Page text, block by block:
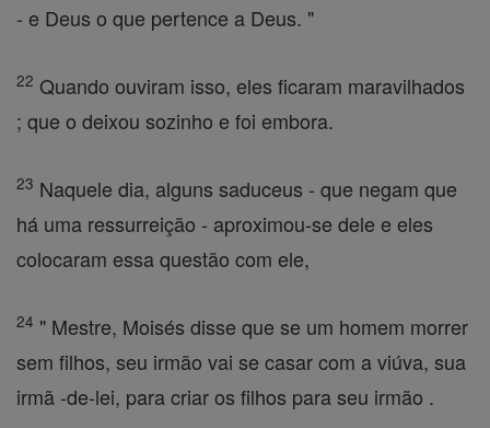
- e Deus o que pertence a Deus. "
22 Quando ouviram isso, eles ficaram maravilhados
; que o deixou sozinho e foi embora.
23 Naquele dia, alguns saduceus - que negam que
há uma ressurreição - aproximou-se dele e eles
colocaram essa questão com ele,
24 " Mestre, Moisés disse que se um homem morrer
sem filhos, seu irmão vai se casar com a viúva, sua
irmã -de-lei, para criar os filhos para seu irmão .